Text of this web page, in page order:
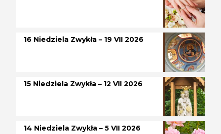
16 Niedziela Zwykła – 19 VII 2026
15 Niedziela Zwykła – 12 VII 2026
14 Niedziela Zwykła – 5 VII 2026